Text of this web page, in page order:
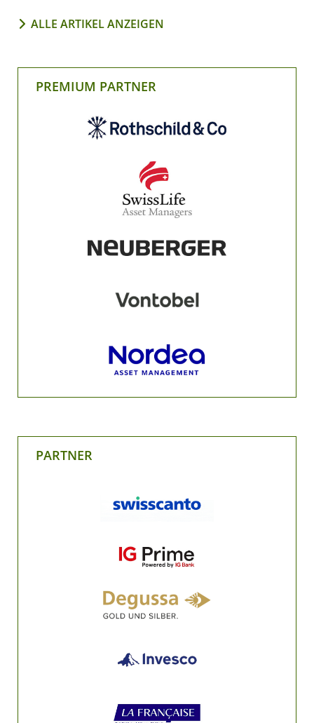
ALLE ARTIKEL ANZEIGEN
PREMIUM PARTNER
PARTNER